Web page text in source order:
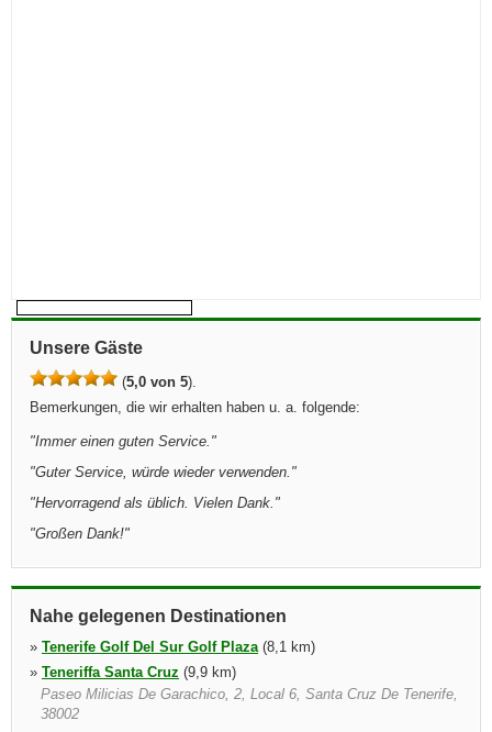
Unsere Gäste
(5,0 von 5).
Bemerkungen, die wir erhalten haben u. a. folgende:
"Immer einen guten Service. "
"Guter Service, würde wieder verwenden. "
"Hervorragend als üblich. Vielen Dank. "
"Großen Dank!"
Nahe gelegenen Destinationen
» Tenerife Golf Del Sur Golf Plaza(8,1 km)
» Teneriffa Santa Cruz (9,9 km)
Paseo Milicias De Garachico, 2, Local 6, Santa Cruz De Tenerife,
38002